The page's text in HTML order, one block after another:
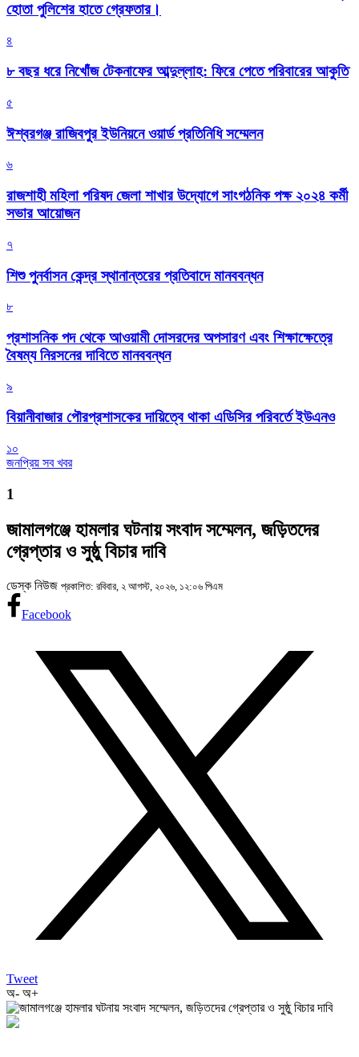
হোতা পুলিশের হাতে গ্রেফতার।
৪
৮ বছর ধরে নিখোঁজ টেকনাফের আব্দুল্লাহ: ফিরে পেতে পরিবারের আকুতি
৫
ঈশ্বরগঞ্জ রাজিবপুর ইউনিয়নে ওয়ার্ড প্রতিনিধি সম্মেলন
৬
রাজশাহী মহিলা পরিষদ জেলা শাখার উদ্যোগে সাংগঠনিক পক্ষ ২০২৪ কর্মী
সভার আয়োজন
৭
শিশু পুনর্বাসন কেন্দ্র স্থানান্তরের প্রতিবাদে মানববন্ধন
৮
প্রশাসনিক পদ থেকে আওয়ামী দোসরদের অপসারণ এবং শিক্ষাক্ষেত্রে
বৈষম্য নিরসনের দাবিতে মানববন্ধন
৯
বিয়ানীবাজার পৌরপ্রশাসকের দায়িত্বে থাকা এডিসির পরিবর্তে ইউএনও
১০
জনপ্রিয় সব খবর
1
জামালগঞ্জে হামলার ঘটনায় সংবাদ সম্মেলন, জড়িতদের
গ্রেপ্তার ও সুষ্ঠু বিচার দাবি
ডেস্ক নিউজ প্রকাশিত: রবিবার, ২ আগস্ট, ২০২৬, ১২:০৬ পিএম
Facebook
Tweet
অ- অ+